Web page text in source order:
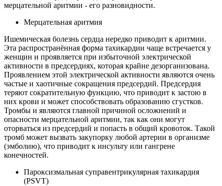
мерцательной аритмии - его разновидности.
Мерцательная аритмия
Ишемическая болезнь сердца нередко приводит к аритмии.
Эта распространённая форма тахикардии чаще встречается у
женщин и проявляется при избыточной электрической
активности в предсердиях, которая крайне дезорганизована.
Проявлением этой электрической активности являются очень
частые и хаотичные сокращения предсердий. Предсердия
теряют сократительную функцию, что приводит к застою в
них крови и может способствовать образованию сгустков.
Тромбы и являются главной причиной осложнений и
опасности мерцательной аритмии, так как они могут
оторваться из предсердий и попасть в общий кровоток. Такой
тромб может вызвать закупорку любой артерии в организме
(эмболию), что приводит к инсульту или гангрене
конечностей.
Пароксизмальная суправентрикулярная тахикардия
(PSVT)